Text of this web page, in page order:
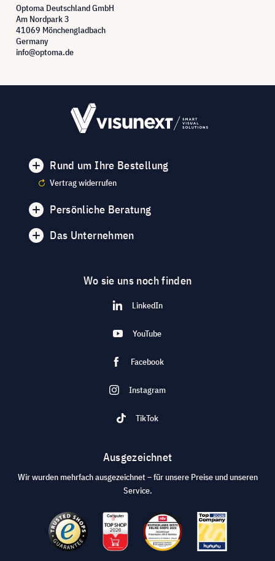
Optoma Deutschland GmbH
Am Nordpark 3
41069 Mönchengladbach
Germany
info@optoma.de
Rund um Ihre Bestellung
Vertrag widerrufen
Persönliche Beratung
Das Unternehmen
Wo sie uns noch finden
LinkedIn
YouTube
Facebook
Instagram
TikTok
Ausgezeichnet
Wir wurden mehrfach ausgezeichnet – für unsere Preise und unseren
Service.